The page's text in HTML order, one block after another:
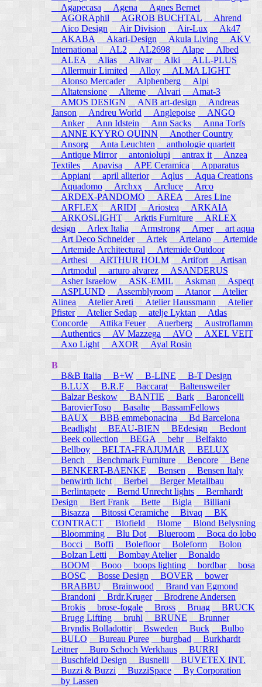
Agapecasa
Agena
Agnes Bernet
AGORAphil
AGROB BUCHTAL
Ahrend
Aico Design
Air Division Air-Lux
Ak47
AKABA
Akari-Design Akula Living
AKV
International
AL2 AL2698 Alape
Albed
ALEA
Alias Alivar Alki
ALL-PLUS
Allermuir Limited
Alloy
ALMA LIGHT
Alonso Mercader
Alphenberg
Alpi
Altatensione
Alteme Alvari
Amat-3
AMOS DESIGN
ANB art-design
Andreas
Janson
Andreu World Anglepoise
ANGO
Anker
Ann Idstein Ann Sacks
Anna Torfs
ANNE KYYRO QUINN
Another Country
Ansorg
Anta Leuchten
anthologie quartett
Antique Mirror
antoniolupi antrax it
Anzea
Textiles
Apavisa APE Ceramica
Apparatus
Appiani
april allterior Aqlus Aqua Creations
Aquadomo
Archxx Arcluce
Arco
ARDEX-PANDOMO
AREA
Ares Line
ARFLEX
ARIDI Ariostea
ARKAIA
ARKOSLIGHT
Arktis Furniture
ARLEX
design
Arlex Italia Armstrong Arper
art aqua
Art Deco Schneider
Artek Artelano
Artemide
Artemide Architectural
Artemide Outdoor
Arthesi
ARTHUR HOLM Artifort
Artisan
Artmodul
arturo alvarez
ASANDERUS
Asher Israelow
ASK-EMIL Askman
Aspeqt
ASPLUND
Assemblyroom Atanor
Atelier
Alinea
Atelier Areti Atelier Haussmann
Atelier
Pfister
Atelier Sedap atelje Lyktan
Atlas
Concorde
Attika Feuer Auerberg
Austroflamm
Authentics
AV Mazzega AVO
AXEL VEIT
Axo Light
AXOR Ayal Rosin
B
B&B Italia
B+W B-LINE
B-T Design
B.LUX
B.R.F Baccarat
Baltensweiler
Balzar Beskow
BANTIE Bark
Baroncelli
BarovierToso
Basalte
BassamFellows
BAUX
BBB emmebonacina
Bd Barcelona
Beadlight
BEAU-BIEN BEdesign
Bedont
Beek collection
BEGA behr
Belfakto
Bellboy
BELTA-FRAJUMAR
BELUX
Bench
Benchmark Furniture Bencore
Bene
BENKERT-BAENKE
Bensen
Bensen Italy
benwirth licht
Berbel
Berger Metallbau
Berlintapete
Bernd Unrecht lights
Bernhardt
Design
Bert Frank Bette Bigla
Billiani
Bisazza
Bitossi Ceramiche Bivaq
BK
CONTRACT
Blofield Blome Blond Belysning
Bloomming
Blu Dot Blueroom
Boca do lobo
Bocci
Boffi Bolefloor Boleform
Bolon
Bolzan Letti
Bombay Atelier
Bonaldo
BOOM
Booo boops lighting bordbar
bosa
BOSC
Bosse Design BOVER
bower
BRABBU
Brainwood
Brand van Egmond
Brandoni
Brdr.Kruger
Brodrene Andersen
Brokis
brose-fogale Bross Bruag
BRUCK
Brugg Lifting
bruhl BRUNE
Brunner
Bryndis Bolladottir
Bsweden Buck
Bulbo
BULO
Bureau Puree burgbad
Burkhardt
Leitner
Buro Schoch Werkhaus
BURRI
Buschfeld Design
Busnelli
BUVETEX INT.
Buzzi & Buzzi
BuzziSpace By Corporation
by Lassen